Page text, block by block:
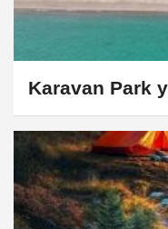
Karavan Park